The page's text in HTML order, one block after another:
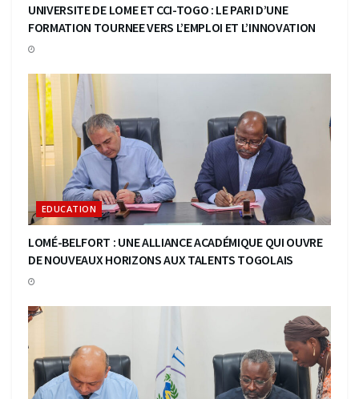
UNIVERSITE DE LOME ET CCI-TOGO : LE PARI D’UNE
FORMATION TOURNEE VERS L’EMPLOI ET L’INNOVATION
EDUCATION
LOMÉ-BELFORT : UNE ALLIANCE ACADÉMIQUE QUI OUVRE
DE NOUVEAUX HORIZONS AUX TALENTS TOGOLAIS